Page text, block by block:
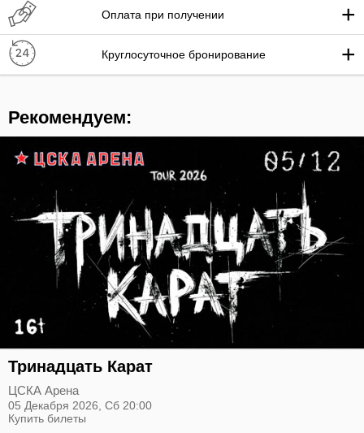
Оплата при получении +
Круглосуточное бронирование +
Рекомендуем:
Тринадцать Карат
ЦСКА Арена
05 Декабря 2026, Сб 20:00
Купить билеты